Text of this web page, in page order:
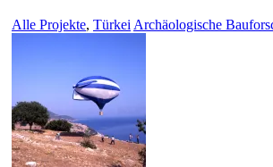
Alle Projekte, Türkei Archäologische